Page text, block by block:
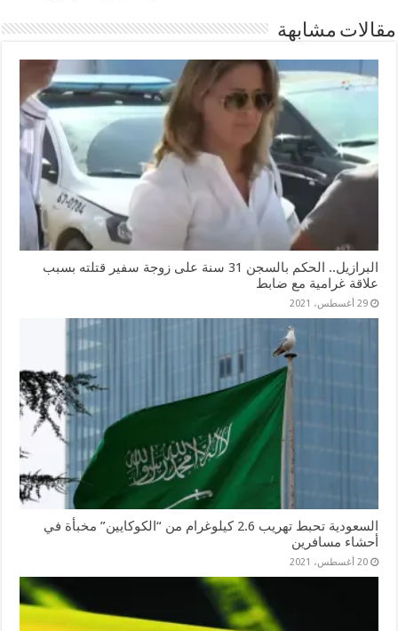
مقالات مشابهة
البرازيل.. الحكم بالسجن 31 سنة على زوجة سفير قتلته بسبب
علاقة غرامية مع ضابط
29 أغسطس، 2021
السعودية تحبط تهريب 2.6 كيلوغرام من “الكوكايين” مخبأة في
أحشاء مسافرين
20 أغسطس، 2021